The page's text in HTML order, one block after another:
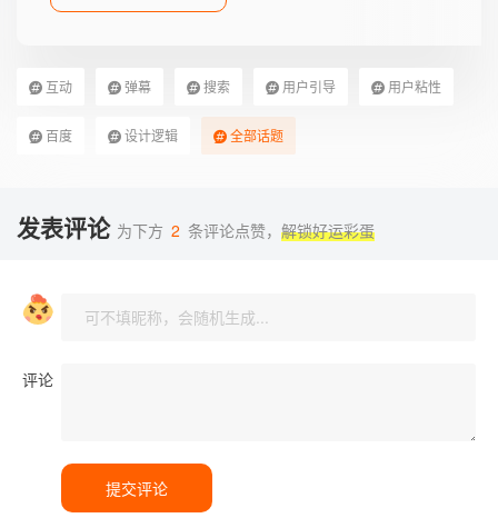
互动 弹幕 搜索 用户引导 用户粘性
百度 设计逻辑 全部话题
发表评论 为下方 2 条评论点赞， 解锁好运彩蛋
评论
提交评论